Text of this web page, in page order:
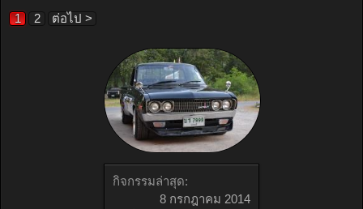
กิจกรรมล่าสุด:
8 กรกฎาคม 2014
1 2 ต่อไป >